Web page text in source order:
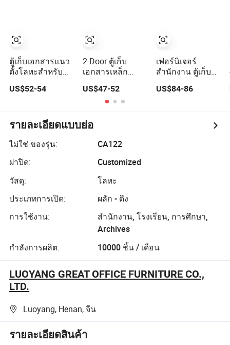
ตู้เก็บเอกสารแนว
ตั้งโลหะสำหรับ
ของเหล็กที่มี 4 ลิ้น
US$52-54
2-Door ตู้เก็บ
เอกสารเหล็ก
ตู้เก็บของโลหะ
สำหรับเอกสาร
US$47-52
เฟอร์นิเจอร์
สำนักงาน ตู้เก็บ
เก็บเอกสารแบบ
US$84-86
รายละเอียดแบบย่อ
ไม่ใช่ ของรุ่น:
CA122
ฝาปิด:
Customized
วัสดุ:
โลหะ
ประเภทการเปิด:
ผลัก - ดึง
การใช้งาน:
สำนักงาน, โรงเรียน, การศึกษา,
Archives
กำลังการผลิต:
10000 ชิ้น / เดือน
LUOYANG GREAT OFFICE FURNITURE CO.,
LTD.
Luoyang, Henan, จีน
รายละเอียดสินค้า